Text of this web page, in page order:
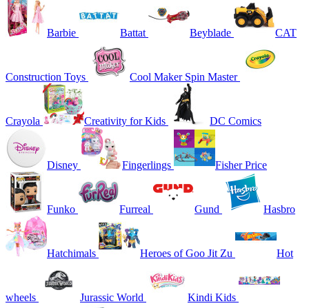
Barbie Battat Beyblade CAT
Construction Toys Cool Maker Spin Master
Crayola Creativity for Kids DC Comics
Disney Fingerlings Fisher Price
Funko Furreal Gund Hasbro
Hatchimals Heroes of Goo Jit Zu Hot
wheels Jurassic World Kindi Kids